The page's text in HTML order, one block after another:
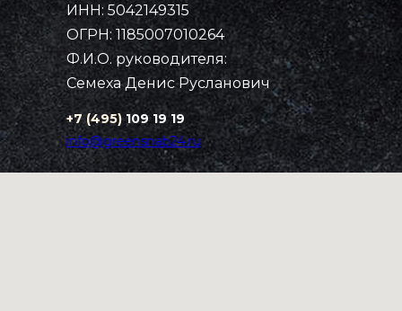
Рассчитать стоимость
Контакты
Главная
ИНН: 5042149315
ОГРН: 1185007010264
Ф.И.О. руководителя:
Семеха Денис Русланович
+7 (495) 109 19 19
info@greensnab24.ru